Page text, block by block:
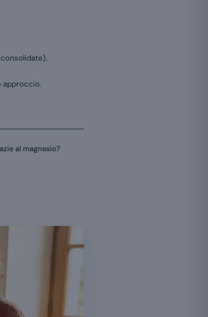
approccio.
al magnesio?